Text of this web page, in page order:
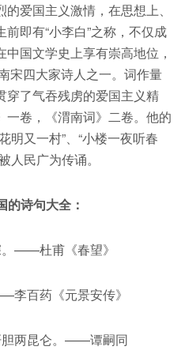
爱国主义激情，在思想上、
即有“小李白”之称，不仅成
国文学史上享有崇高地位，
宋四大家诗人之一。词作量
穿了气吞残虏的爱国主义精
卷，《渭南词》二卷。他的
明又一村”、“小楼一夜听春
人民广为传诵。
的诗句大全：
——杜甫《春望》
百药《元景安传》
胆两昆仑。——谭嗣同